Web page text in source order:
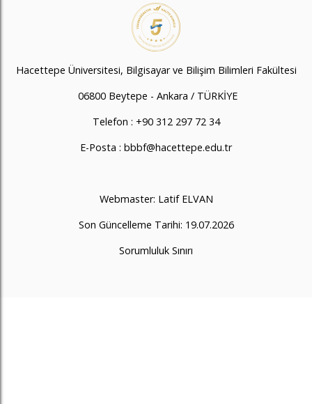
Hacettepe Üniversitesi, Bilgisayar ve Bilişim Bilimleri Fakültesi
06800 Beytepe - Ankara / TÜRKİYE
Telefon : +90 312 297 72 34
E-Posta : bbbf@hacettepe.edu.tr
Webmaster: Latif ELVAN
Son Güncelleme Tarihi: 19.07.2026
Sorumluluk Sınırı